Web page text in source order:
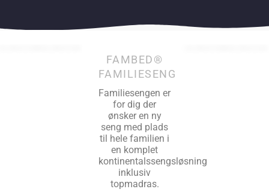
FAMBED®
FAMILIESENG
Familiesengen er
for dig der
ønsker en ny
seng med plads
til hele familien i
en komplet
kontinentalssengsløsning
inklusiv
topmadras.